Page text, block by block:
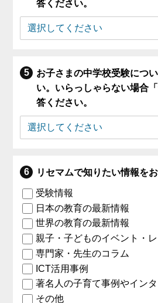
答ください。
お子さまの中学校受験につ
い。いらっしゃらない場合
答ください。
リセマムで知りたい情報を
受験情報
日本の教育の最新情報
世界の教育の最新情報
親子・子どものイベント・
専門家・先生のコラム
ICT活用事例
著名人の子育て事例やイン
その他